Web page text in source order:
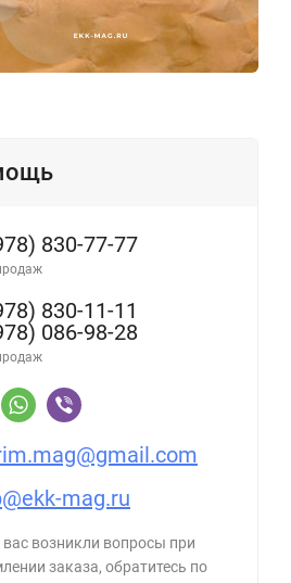
830-77-77
830-11-11
086-98-28
mag.ru
вас возникли вопросы при
заказа, обратитесь по